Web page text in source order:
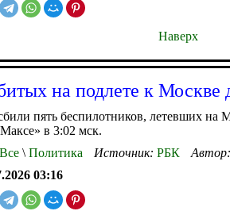
Наверх
на подлете к Москве
пять беспилотников, летевших на
в 3:02 мск.
Все \ Политика Источник: РБК Автор:
03:16